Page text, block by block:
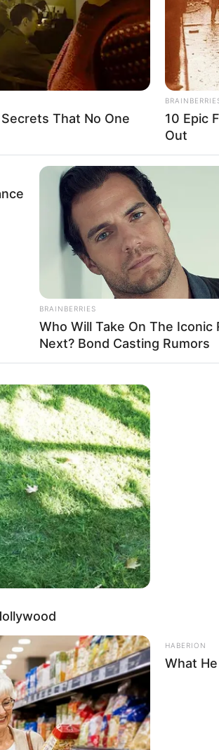
docanal Crochê1PoucoMais.
os pontos mais básicos do crochê e
mais elaborado e descolado,
Mania, vai ser perfeito! Afinal, ele
detalhes incríveis.
That No One
10 Epic
Out
BRAINBERRIES
Who Will Take On The Iconic
Next? Bond Casting Rumors
HABERION
What